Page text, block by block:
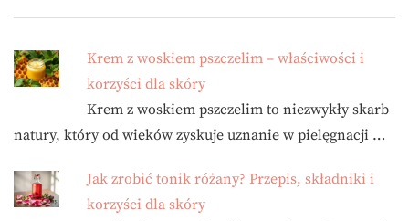
Krem z woskiem pszczelim – właściwości i
korzyści dla skóry
Krem z woskiem pszczelim to niezwykły skarb
natury, który od wieków zyskuje uznanie w pielęgnacji …
Jak zrobić tonik różany? Przepis, składniki i
korzyści dla skóry